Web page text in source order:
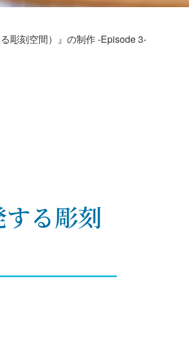
彫刻空間）』の制作 -Episode 3-
する彫刻